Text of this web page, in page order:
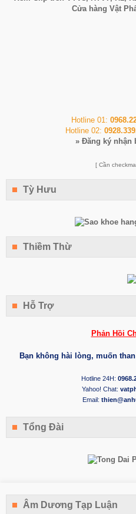
Cửa hàng Vật
Hotline 01:
Hotline 02:
» Đăng ký nhận
[ Cần
Tỳ Hưu
Thiềm Thừ
Hỗ Trợ
Phản Hồi
Bạn không hài lòng, muốn
Hotline 24H:
Yahoo! Chat:
Email:
Tổng Đài
Âm Dương Tạp Luận